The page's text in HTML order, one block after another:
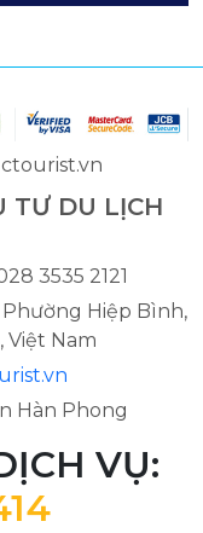
TƯ DU LỊCH
3535 2121
Hiệp Bình,
Việt Nam
Hàn Phong
VỤ: